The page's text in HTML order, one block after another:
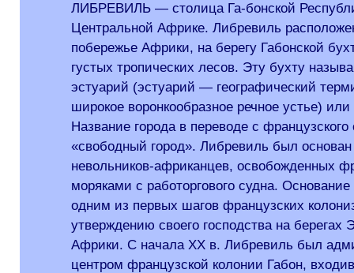
ЛИБРЕВИЛЬ — столица Га-бонской
Центральной Африке. Либревиль
побережье Африки, на берегу Габонской
густых тропических лесов. Эту бухту
эстуарий (эстуарий — географический
широкое воронкообразное речное устье)
Название города в переводе с французского
«свободный город». Либревиль был основан
невольников-африканцев, освобожденных
моряками с работоргового судна.
одним из первых шагов французских
утверждению своего господства на берегах
Африки. С начала XX в. Либревиль был
центром французской колонии Габон,